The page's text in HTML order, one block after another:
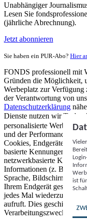
Unabhängiger
Lesen Sie
(jährliche Abrechnung).
Jetzt abonnieren
Sie haben ein PUR-Abo? Hier
FONDS professionell mit
Gründen die Möglichkeit,
Werbeplatz zur Verfügung
der Verantwortung von
Datenschutzerklärung
Dienste nutzen wir
personalisierte Werbung
und der Performance von
Cookies, Endgeräte- oder
basierte Kennungen,
netzwerkbasierte
Informationen (z. B.
Sprache,
Ihrem Endgerät
jedes Mal
aufruft. Dies geschieht für
Verarbeitungszwecke.
ist